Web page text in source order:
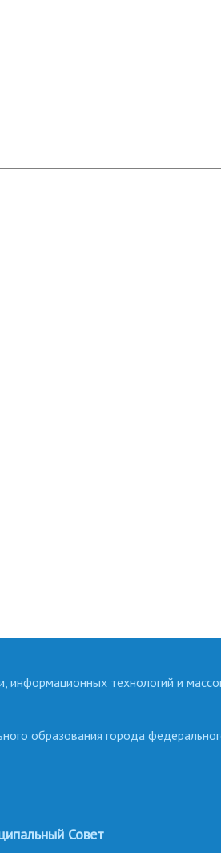
информационных технологий и
образования города
Совет